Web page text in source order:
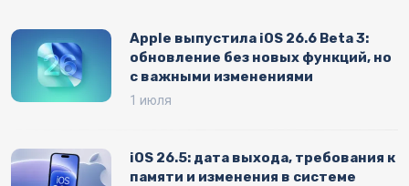
Apple выпустила iOS 26.6 Beta 3:
обновление без новых функций, но
с важными изменениями
1 июля
iOS 26.5: дата выхода, требования к
памяти и изменения в системе